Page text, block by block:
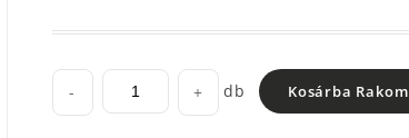
- + db Kosárba Rakom